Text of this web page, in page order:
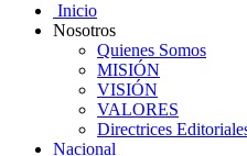
Inicio
Nosotros
Quienes Somos
MISIÓN
VISIÓN
VALORES
Directrices
Nacional